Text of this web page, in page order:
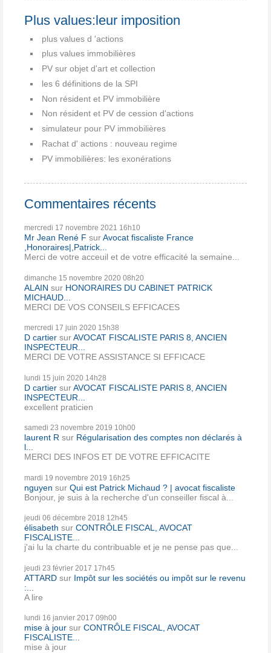
Plus values:leur imposition
plus values d 'actions
plus values immobilières
PV sur objet d'art et collection
les 6 définitions de la SPI
Non résident et PV immobilière
Non résident et PV de cession d'actions
simulateur pour PV immobilières
Rachat d' actions : nouveau regime
PV immobilières: les exonérations
Commentaires récents
mercredi 17 novembre 2021 16h10
Mr Jean René F surAvocat fiscaliste France
,Honoraires|,Patrick...
Merci de votre acceuil et de votre efficacité la semaine...
dimanche 15 novembre 2020 08h20
ALAIN sur HONORAIRES DU CABINET PATRICK
MICHAUD...
MERCI DE VOS CONSEILS EFFICACES
mercredi 17 juin 2020 15h38
D cartier surAVOCAT FISCALISTE PARIS 8, ANCIEN
INSPECTEUR...
MERCI DE VOTRE ASSISTANCE SI EFFICACE
lundi 15 juin 2020 14h28
D cartier surAVOCAT FISCALISTE PARIS 8, ANCIEN
INSPECTEUR...
excellent praticien
samedi 23 novembre 2019 10h00
laurent R sur Régularisation des comptes non déclarés à
l...
MERCI DES INFOS ET DE VOTRE EFFICACITE
mardi 19 novembre 2019 16h25
nguyen sur Qui est Patrick Michaud ? | avocat fiscaliste
Bonjour, je suis à la recherche d'un conseiller fiscal à...
jeudi 06 décembre 2018 12h45
élisabeth sur CONTRÔLE FISCAL, AVOCAT
FISCALISTE...
j'ai lu la charte du contribuable et je ne pense pas que...
jeudi 23 février 2017 17h45
ATTARD sur Impôt sur les sociétés ou impôt sur le revenu
:...
A lire
lundi 16 janvier 2017 09h00
mise à jour sur CONTRÔLE FISCAL, AVOCAT
FISCALISTE...
mise à jour